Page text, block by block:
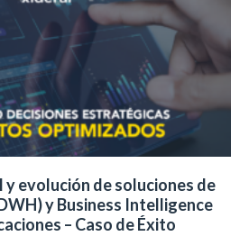
evolución de soluciones de
y Business Intelligence
– Caso de Éxito